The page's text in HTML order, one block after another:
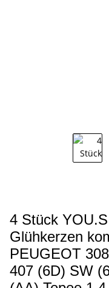
4 Stück
Glühkerzen
PEUGEOT
407 (6D) SW